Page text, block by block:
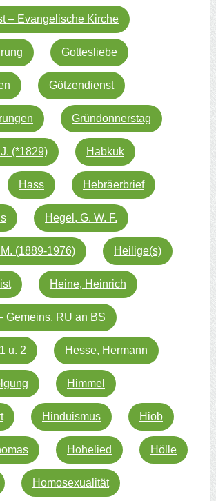
– Evangelische Kirche
Gottesliebe
Götzendienst
Gründonnerstag
(*1829) Habkuk
Hass Hebräerbrief
Hegel, G. W. F.
(1889-1976) Heilige(s)
Heine, Heinrich
Gemeins. RU an BS
u. 2 Hesse, Hermann
Himmel
Hinduismus Hiob
Hohelied Hölle
Homosexualität